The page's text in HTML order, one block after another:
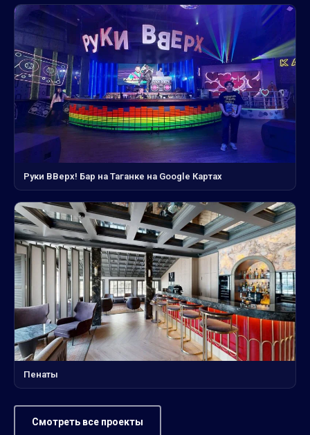
Руки ВВерх! Бар на Таганке на Google Картах
Пенаты
Смотреть все проекты